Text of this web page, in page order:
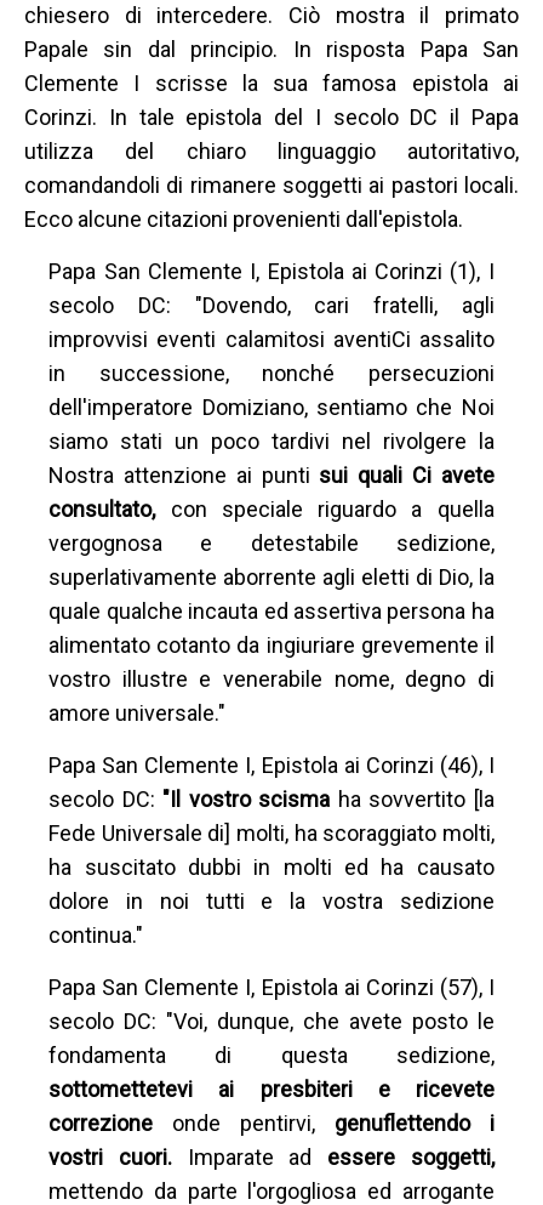
chiesero di intercedere. Ciò mostra il primato
Papale sin dal principio. In risposta Papa San
Clemente I scrisse la sua famosa epistola ai
Corinzi. In tale epistola del I secolo DC il Papa
utilizza del chiaro linguaggio autoritativo,
comandandoli di rimanere soggetti ai pastori locali.
Ecco alcune citazioni provenienti dall'epistola.
Papa San Clemente I, Epistola ai Corinzi (1), I
secolo DC: "Dovendo, cari fratelli, agli
improvvisi eventi calamitosi aventiCi assalito
in successione, nonché persecuzioni
dell'imperatore Domiziano, sentiamo che Noi
siamo stati un poco tardivi nel rivolgere la
Nostra attenzione ai punti sui quali Ci avete
consultato,con speciale riguardo a quella
vergognosa e detestabile sedizione,
superlativamente aborrente agli eletti di Dio, la
quale qualche incauta ed assertiva persona ha
alimentato cotanto da ingiuriare grevemente il
vostro illustre e venerabile nome, degno di
amore universale."
Papa San Clemente I, Epistola ai Corinzi (46), I
secolo DC: "Il vostro scisma ha sovvertito [la
Fede Universale di] molti, ha scoraggiato molti,
ha suscitato dubbi in molti ed ha causato
dolore in noi tutti e la vostra sedizione
continua."
Papa San Clemente I, Epistola ai Corinzi (57), I
secolo DC: "Voi, dunque, che avete posto le
fondamenta di questa sedizione,
sottomettetevi ai presbiteri e ricevete
correzione onde pentirvi, genuflettendo i
vostri cuori.
Imparate ad essere soggetti,
mettendo da parte l'orgogliosa ed arrogante